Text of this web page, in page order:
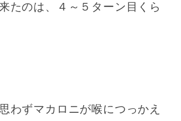
たのは、４～５ターン目くら
わずマカロニが喉につっかえ